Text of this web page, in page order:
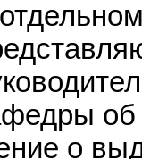
об
о